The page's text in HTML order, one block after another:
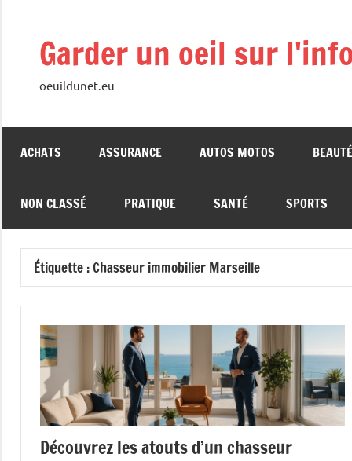
contenuGarder un oeil sur
oeuildunet.eu
ACHATS ASSURANCE AUTOS MOTOS BEAUTÉ
NON CLASSÉ PRATIQUE SANTÉ SPORTS
Étiquette :Chasseur immobilier Marseille
Découvrez les atouts d’un chasseur